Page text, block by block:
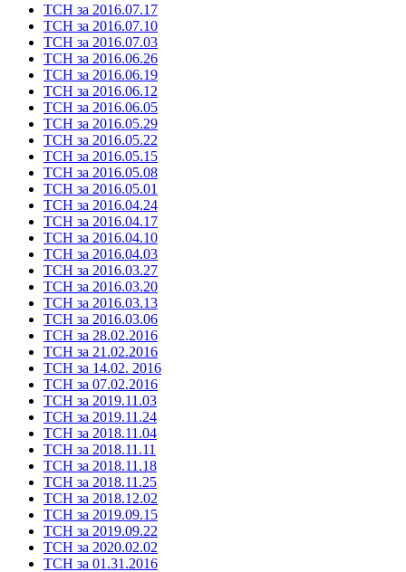
ТСН за 2016.07.17
ТСН за 2016.07.10
ТСН за 2016.07.03
ТСН за 2016.06.26
ТСН за 2016.06.19
ТСН за 2016.06.12
ТСН за 2016.06.05
ТСН за 2016.05.29
ТСН за 2016.05.22
ТСН за 2016.05.15
ТСН за 2016.05.08
ТСН за 2016.05.01
ТСН за 2016.04.24
ТСН за 2016.04.17
ТСН за 2016.04.10
ТСН за 2016.04.03
ТСН за 2016.03.27
ТСН за 2016.03.20
ТСН за 2016.03.13
ТСН за 2016.03.06
ТСН за 28.02.2016
ТСН за 21.02.2016
ТСН за 14.02. 2016
ТСН за 07.02.2016
ТСН за 2019.11.03
ТСН за 2019.11.24
ТСН за 2018.11.04
ТСН за 2018.11.11
ТСН за 2018.11.18
ТСН за 2018.11.25
ТСН за 2018.12.02
ТСН за 2019.09.15
ТСН за 2019.09.22
ТСН за 2020.02.02
ТСН за 01.31.2016